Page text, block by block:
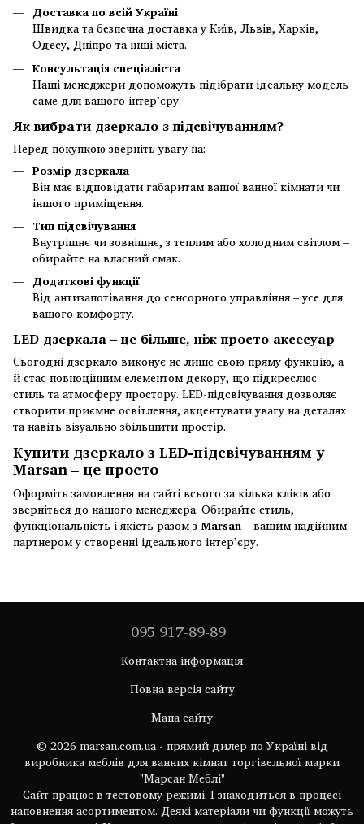
Доставка по всій Україні
Швидка та безпечна доставка у Київ, Львів, Харків,
Одесу, Дніпро та інші міста.
Консультація спеціаліста
Наші менеджери допоможуть підібрати ідеальну модель
саме для вашого інтер’єру.
Як вибрати дзеркало з підсвічуванням?
Перед покупкою зверніть увагу на:
Розмір дзеркала
Він має відповідати габаритам вашої ванної кімнати чи
іншого приміщення.
Тип підсвічування
Внутрішнє чи зовнішнє, з теплим або холодним світлом –
обирайте на власний смак.
Додаткові функції
Від антизапотівання до сенсорного управління – усе для
вашого комфорту.
LED дзеркала – це більше, ніж просто аксесуар
Сьогодні дзеркало виконує не лише свою пряму функцію, а
й стає повноцінним елементом декору, що підкреслює
стиль та атмосферу простору. LED-підсвічування дозволяє
створити приємне освітлення, акцентувати увагу на деталях
та навіть візуально збільшити простір.
Купити дзеркало з LED-підсвічуванням у
Marsan – це просто
Оформіть замовлення на сайті всього за кілька кліків або
зверніться до нашого менеджера. Обирайте стиль,
функціональність і якість разом з Marsan– вашим надійним
партнером у створенні ідеального інтер’єру.
095 917-89-89
Контактна інформація
Повна версія сайту
Мапа сайту
© 2026 marsan.com.ua - прямий дилер по Україні від
виробника меблів для ванних кімнат торгівельної марки
"Марсан Меблі"
Сайт працює в тестовому режимі. І знаходиться в процесі
наповнення асортиментом. Деякі матеріали чи функції можуть